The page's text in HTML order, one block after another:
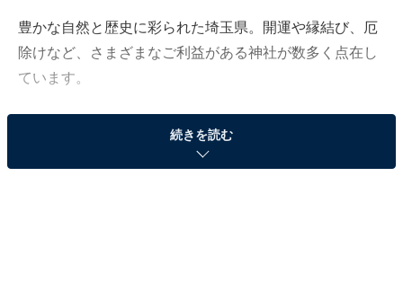
豊かな自然と歴史に彩られた埼玉県。開運や縁結び、厄
除けなど、さまざまなご利益がある神社が数多く点在し
ています。
All About ニュース編集部では、2025年8月19日、全国
10〜60代の男女250人を対象に、「関東地方の開運神
続きを読む